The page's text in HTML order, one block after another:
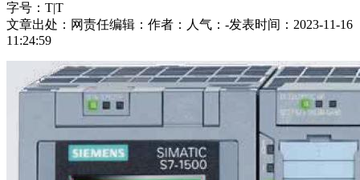
字号： TT
文章出处： 网责任编辑： 作者： 人气： -发表时间：2023-11-16
11:24:59